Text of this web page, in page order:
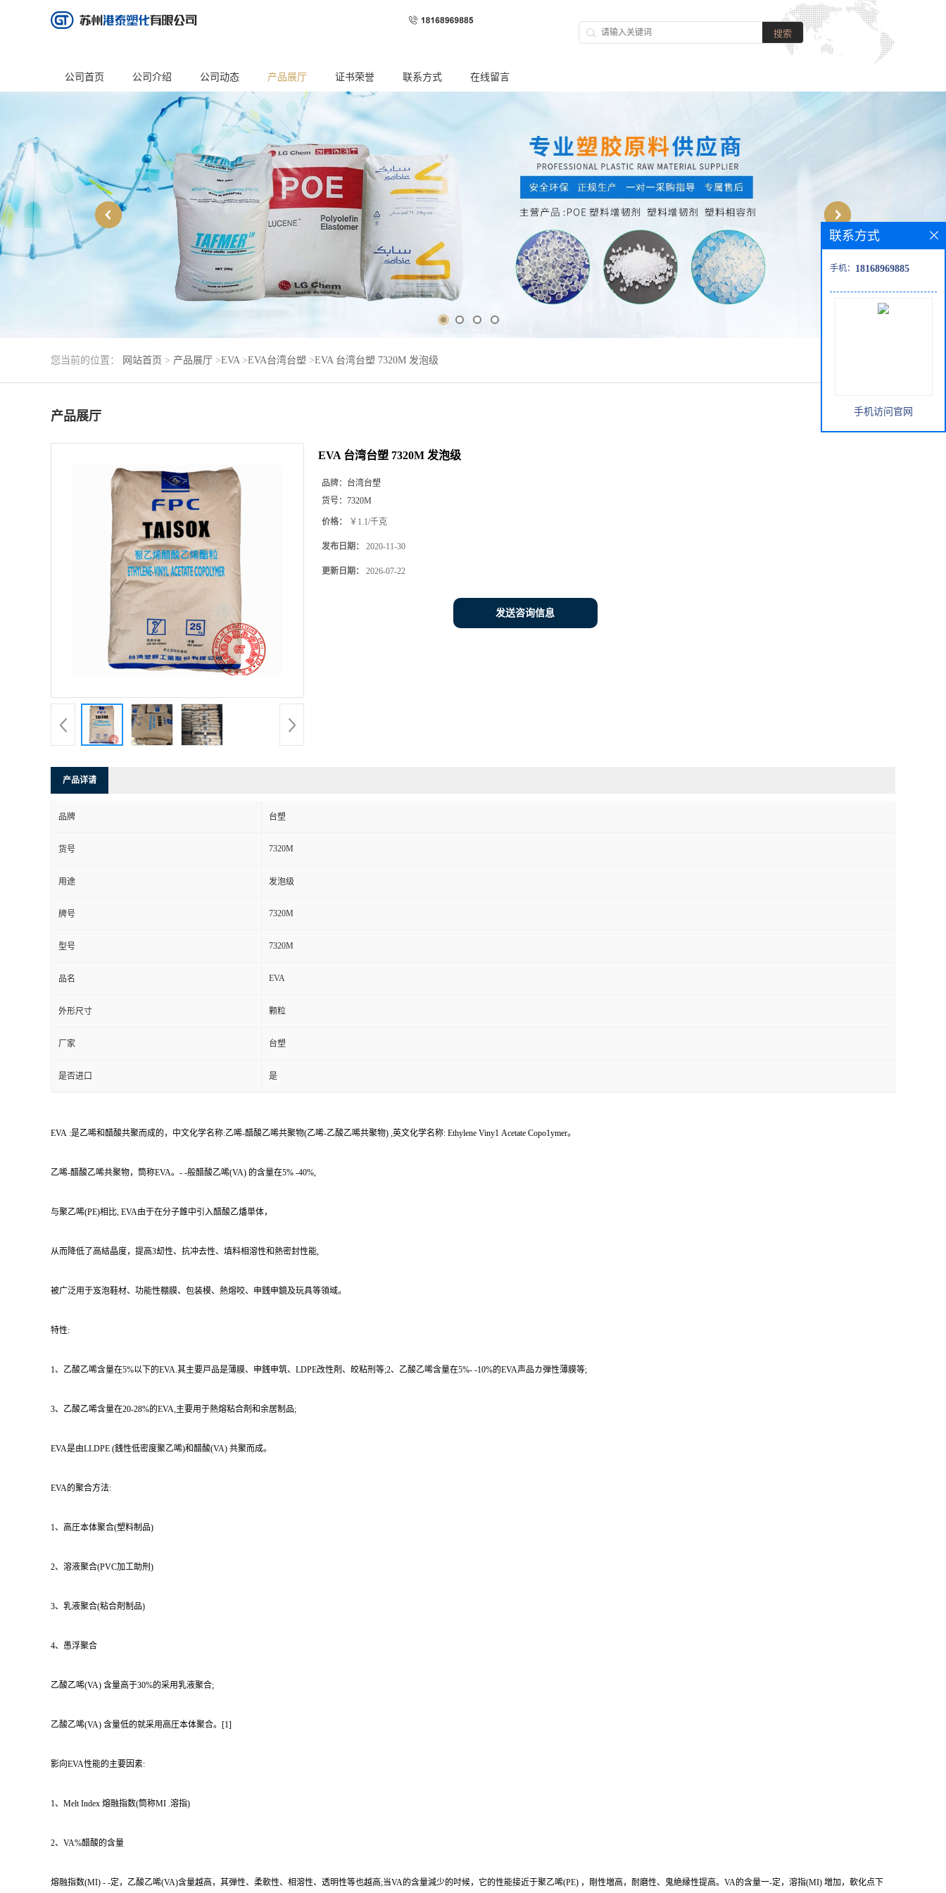
公司首页 公司介绍 公司动态 产品展厅 证书荣誉 联系方式 在线留言
您当前的位置： 网站首页 > 产品展厅 >EVA>EVA台湾台塑 >EVA 台湾台塑 7320M 发泡级
产品展厅
EVA 台湾台塑 7320M 发泡级
品牌： 台湾台塑
货号： 7320M
价格： ￥1.1/千克
发布日期： 2020-11-30
更新日期： 2026-07-22
发送咨询信息
产品详请
品牌 台塑
货号 7320M
用途 发泡级
牌号 7320M
型号 7320M
品名 EVA
外形尺寸 颗粒
厂家 台塑
是否进口 是
EVA :是乙唏和醋酸共聚而成的，中文化学名称:乙唏-醋酸乙唏共聚物(乙唏-乙酸乙唏共聚物) ,英文化学名称: Ethylene Viny1 Acetate Copo1ymer。
乙唏-醋酸乙唏共聚物，筒称EVA。- -般醋酸乙唏(VA) 的含量在5% -40%,
与聚乙唏(PE)相比, EVA由于在分子錐中引入醋酸乙燔単体，
从而降低了高結晶度，提高3刧性、抗冲去性、填料相溶性和熱密封性能,
被广泛用于岌泡鞋材、功能性棚膜、包装模、熱熔咬、申銭申鏡及玩具等領域。
特性:
1、乙酸乙唏含量在5%以下的EVA.其主要戸品是薄膜、申銭申筑、LDPE改性剤、皎粘刑等;2、乙酸乙唏含量在5%- -10%的EVA声品カ弾性薄膜等;
3、乙酸乙唏含量在20-28%的EVA,主要用于熱熔粘合剤和余居制品;
EVA是由LLDPE (銭性低密度聚乙唏)和醋酸(VA) 共聚而成。
EVA的聚合方法:
1、高圧本体聚合(塑料制品)
2、溶液聚合(PVC加工助刑)
3、乳液聚合(粘合剤制品)
4、愚浮聚合
乙酸乙唏(VA) 含量高于30%的采用乳液聚合;
乙酸乙唏(VA) 含量低的就采用高圧本体聚合。[1]
影向EVA性能的主要因素:
1、Melt Index 熔融指数(筒称MI .溶指)
2、VA%醋酸的含量
熔融指数(MI) - -定，乙酸乙唏(VA)含量越高，其弾性、柔軟性、相溶性、透明性等也越高;当VA的含量減少的吋候，它的性能接近于聚乙唏(PE) ，剛性増高，耐磨性、鬼絶縁性提高。VA的含量一-定，溶指(MI) 増加，軟化点下
联系方式
手机： 18168969885
手机访问官网